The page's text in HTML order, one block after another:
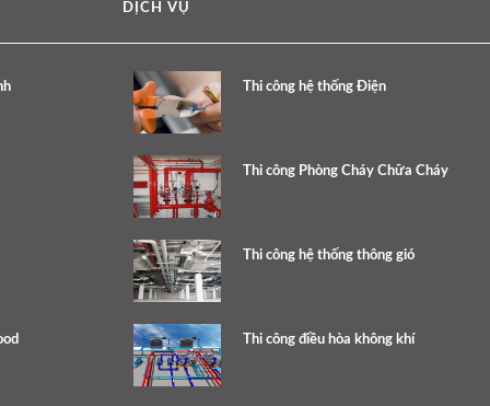
DỊCH VỤ
Thi công hệ thống Điện
Thi công Phòng Cháy Chữa Cháy
Thi công hệ thống thông gió
Thi công điều hòa không khí